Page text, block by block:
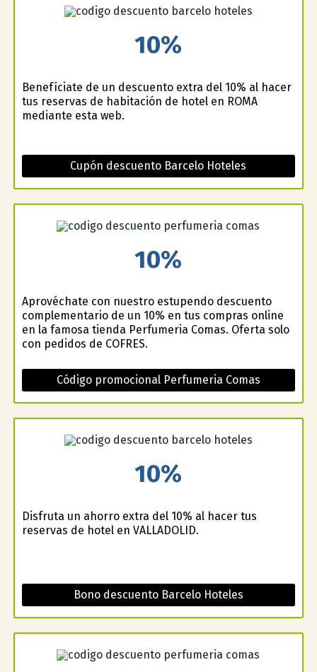
10%
Benefíciate de un descuento extra del 10% al hacer
tus reservas de habitación de hotel en ROMA
mediante esta web.
Cupón descuento Barcelo Hoteles
10%
Aprovéchate con nuestro estupendo descuento
complementario de un 10% en tus compras online
en la famosa tienda Perfumeria Comas. Oferta solo
con pedidos de COFRES.
Código promocional Perfumeria Comas
10%
Disfruta un ahorro extra del 10% al hacer tus
reservas de hotel en VALLADOLID.
Bono descuento Barcelo Hoteles